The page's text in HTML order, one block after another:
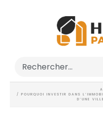
/ POURQUOI INVESTIR DANS
D’UNE